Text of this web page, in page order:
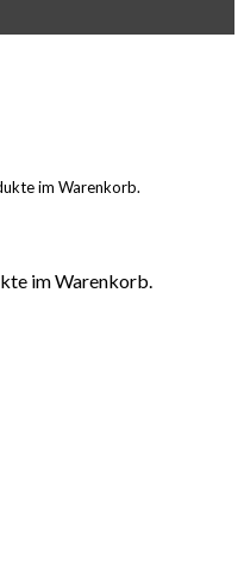
im Warenkorb.
im Warenkorb.